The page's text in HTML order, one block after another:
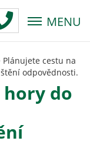
MENU
Plánujete cestu na
odpovědnosti.
do